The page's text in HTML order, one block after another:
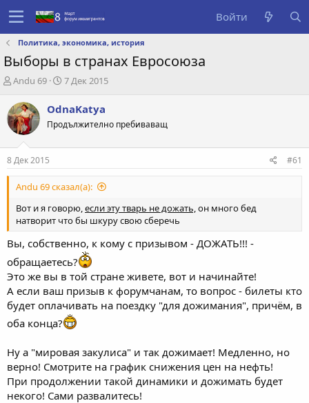
Войти
Политика, экономика, история
Выборы в странах Евросоюза
А
т
о
р
е
м
Andu 69
Д
т
а
с
н
и
я
7 Дек 2015
OdnaKatya
Продължително пребиваващ
8 Дек 2015 #61
Andu 69 сказал(а):
Вот и я говорю, если эту тварь не дожать, он много бед
натворит что бы шкуру свою сберечь
Вы, собственно, к кому с призывом - ДОЖАТЬ!!! -
обращаетесь?
Это же вы в той стране живете, вот и начинайте!
А если ваш призыв к форумчанам, то вопрос - билеты кто
будет оплачивать на поездку "для дожимания", причём, в
оба конца?
Ну а "мировая закулиса" и так дожимает! Медленно, но
верно! Смотрите на график снижения цен на нефть!
При продолжении такой динамики и дожимать будет
некого! Сами развалитесь!